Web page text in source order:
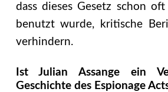
dass dieses Gesetz schon
benutzt wurde, kritische
verhindern.
Ist Julian Assange ein
Geschichte des Espionage